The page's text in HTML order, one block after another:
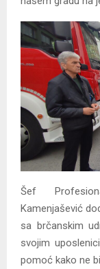
Šef
Kamenjašević
sa brčanskim
svojim
pomoć kako ne